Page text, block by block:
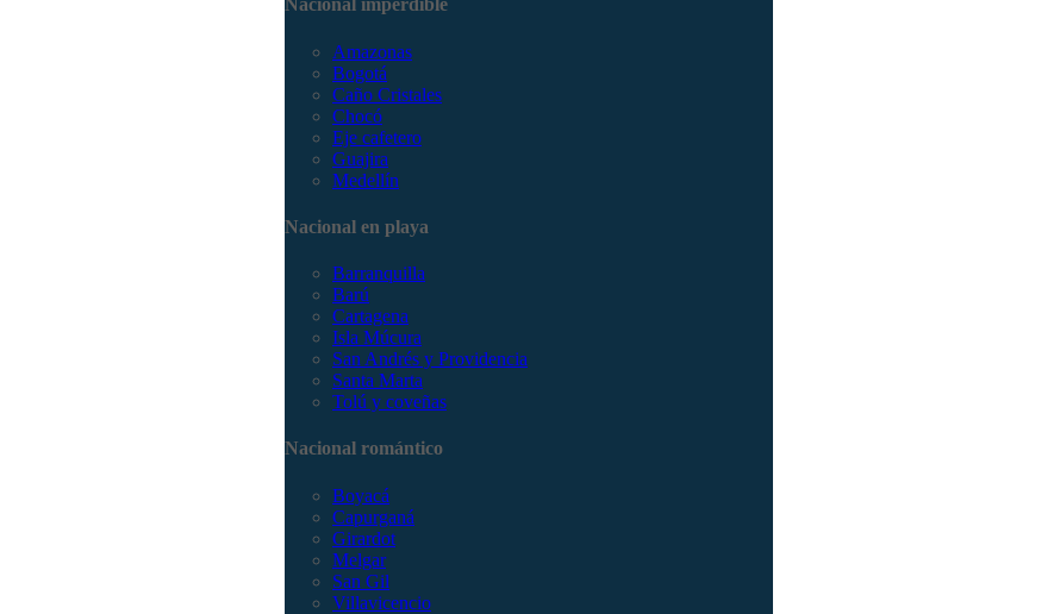
Nacional imperdible
Amazonas
Bogotá
Caño Cristales
Chocó
Eje cafetero
Guajira
Medellín
Nacional en playa
Barranquilla
Barú
Cartagena
Isla Múcura
San Andrés y Providencia
Santa Marta
Tolú y coveñas
Nacional romántico
Boyacá
Capurganá
Girardot
Melgar
San Gil
Villavicencio